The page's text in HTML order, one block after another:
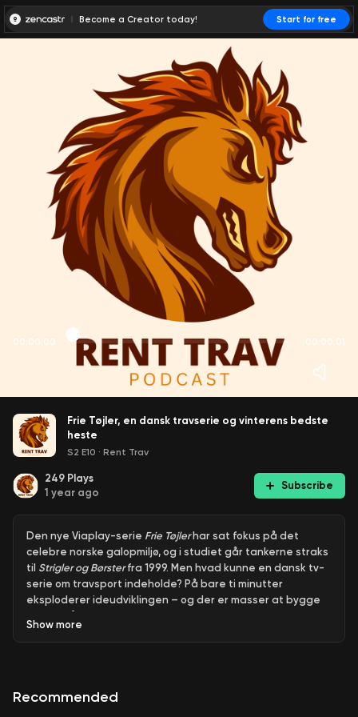
Become a Creator today! Start for free
00:00:00 00:00:01
Frie Tøjler, en dansk travserie og vinterens bedste
heste
S2 E10 · Rent Trav
249 Plays
1 year ago
Subscribe
Den nye Viaplay-serie Frie Tøjlerhar sat fokus på det
celebre norske galopmiljø, og i studiet går tankerne straks
til Strigler og Børsterfra 1999. Men hvad kunne en dansk tv-
serie om travsport indeholde? På bare ti minutter
eksploderer ideudviklingen – og der er masser at bygge
året rundt.
Show more
Recommended